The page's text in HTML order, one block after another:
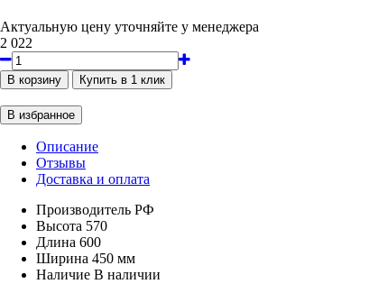
Актуальную цену уточняйте у менеджера
2 022
Описание
Отзывы
Доставка и оплата
Производитель РФ
Высота 570
Длина 600
Ширина 450 мм
Наличие В наличии